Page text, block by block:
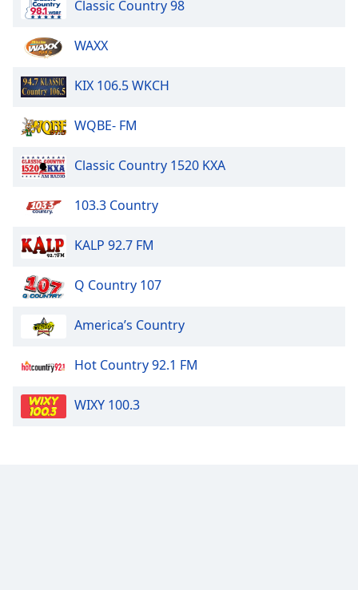
dialog
window.
Escape
cancel
close
window.
Background
Opacity
Classic Country 98
WAXX
KIX 106.5 WKCH
WQBE- FM
Classic Country 1520 KXA
103.3 Country
KALP 92.7 FM
Q Country 107
America’s Country
Hot Country 92.1 FM
WIXY 100.3